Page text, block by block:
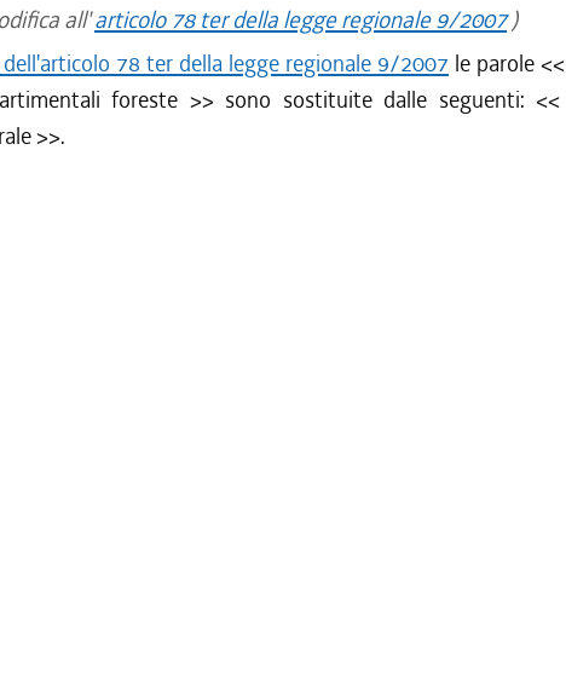
all'articolo 78 ter della legge regionale 9/2007)
78 ter della legge regionale 9/2007 le parole <<
foreste >> sono sostituite dalle seguenti: <<
>>.